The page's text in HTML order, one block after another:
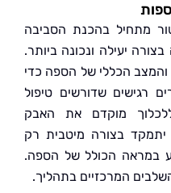
בהכנת הסביבה
ונכונה ביותר.
של הספה כדי
שדורשים טיפול
מוקדם את האבק
מיטבית רק
הכולל של הספה.
בתהליך.